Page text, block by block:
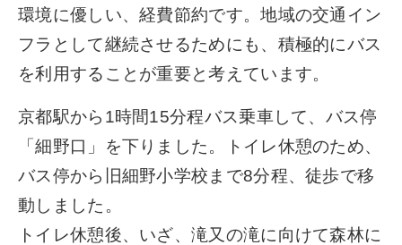
環境に優しい、経費節約です。地域の交通イン
フラとして継続させるためにも、積極的にバス
を利用することが重要と考えています。
京都駅から1時間15分程バス乗車して、バス停
「細野口」を下りました。トイレ休憩のため、
バス停から旧細野小学校まで8分程、徒歩で移
動しました。
トイレ休憩後、いざ、滝又の滝に向けて森林に